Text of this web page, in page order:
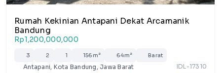
Rumah Kekinian Antapani Dekat Arcamanik
Bandung
Rp1,200,000,000
3 2 1 156m² 64m² Barat
Antapani, Kota Bandung, Jawa Barat IDL-17310